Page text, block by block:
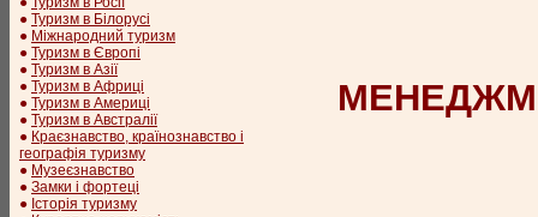
● Туризм в Білорусі
● Міжнародний туризм
● Туризм в Європі
● Туризм в Азії
● Туризм в Африці
● Туризм в Америці
● Туризм в Австралії
● Краєзнавство, країнознавство і
географія туризму
● Музеєзнавство
● Замки і фортеці
● Історія туризму